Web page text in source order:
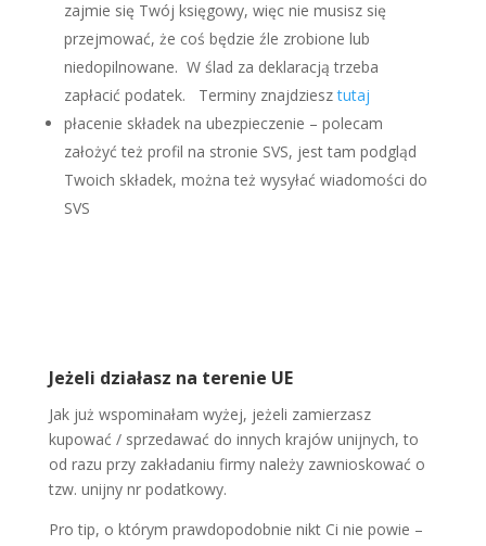
zajmie się Twój księgowy, więc nie musisz się
przejmować, że coś będzie źle zrobione lub
niedopilnowane. W ślad za deklaracją trzeba
zapłacić podatek. Terminy znajdziesztutaj
płacenie składek na ubezpieczenie – polecam
założyć też profil na stronie SVS, jest tam podgląd
Twoich składek, można też wysyłać wiadomości do
SVS
Jeżeli działasz na terenie UE
Jak już wspominałam wyżej, jeżeli zamierzasz
kupować / sprzedawać do innych krajów unijnych, to
od razu przy zakładaniu firmy należy zawnioskować o
tzw. unijny nr podatkowy.
Pro tip, o którym prawdopodobnie nikt Ci nie powie –